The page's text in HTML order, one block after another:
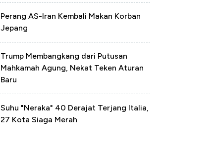
Perang AS-Iran Kembali Makan Korban
Jepang
Trump Membangkang dari Putusan
Mahkamah Agung, Nekat Teken Aturan
Baru
Suhu "Neraka" 40 Derajat Terjang Italia,
27 Kota Siaga Merah